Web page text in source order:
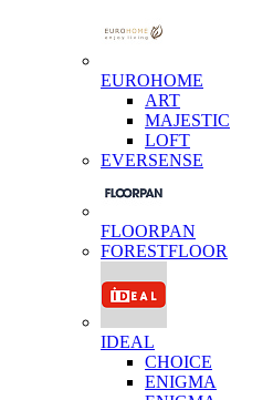
EUROHOME
ART
MAJESTIC
LOFT
EVERSENSE
FLOORPAN
FORESTFLOOR
IDEAL
CHOICE
ENIGMA